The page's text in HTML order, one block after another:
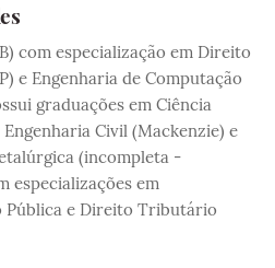
com especialização em Direito
e Engenharia de Computação
graduações em Ciência
Civil (Mackenzie) e
(incompleta -
especializações em
Pública e Direito Tributário